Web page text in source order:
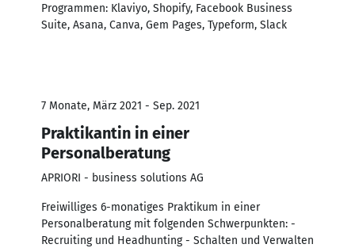
Programmen: Klaviyo, Shopify, Facebook Business
Suite, Asana, Canva, Gem Pages, Typeform, Slack
7 Monate, März 2021 - Sep. 2021
Praktikantin in einer
Personalberatung
APRIORI - business solutions AG
Freiwilliges 6-monatiges Praktikum in einer
Personalberatung mit folgenden Schwerpunkten: -
Recruiting und Headhunting - Schalten und Verwalten